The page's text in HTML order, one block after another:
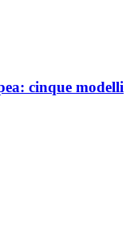
cinque modelli